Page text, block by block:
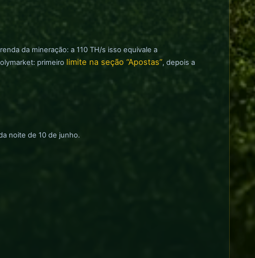
da mineração: a 110 TH/s isso equivale a
primeiro limite na seção “Apostas”, depois a
noite de 10 de junho.